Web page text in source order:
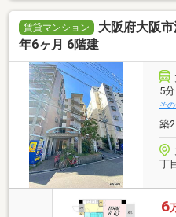
賃貸マンション
大阪府大阪
年6ヶ月 6階建
5分
そ
築
丁
6